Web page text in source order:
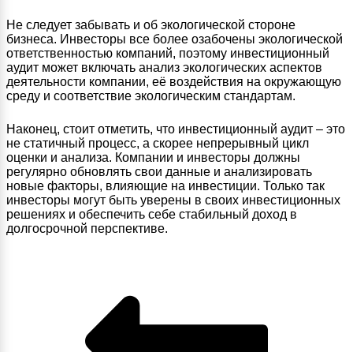
Не следует забывать и об экологической стороне
бизнеса. Инвесторы все более озабочены экологической
ответственностью компаний, поэтому инвестиционный
аудит может включать анализ экологических аспектов
деятельности компании, её воздействия на окружающую
среду и соответствие экологическим стандартам.
Наконец, стоит отметить, что инвестиционный аудит – это
не статичный процесс, а скорее непрерывный цикл
оценки и анализа. Компании и инвесторы должны
регулярно обновлять свои данные и анализировать
новые факторы, влияющие на инвестиции. Только так
инвесторы могут быть уверены в своих инвестиционных
решениях и обеспечить себе стабильный доход в
долгосрочной перспективе.